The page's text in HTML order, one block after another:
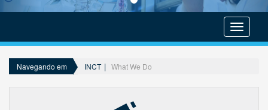
menu
Navegando em INCT What We Do